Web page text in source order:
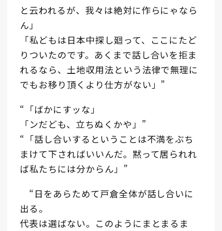
と云われるが、我々は絶対に作らにゃなら
ん」
「私どもは日本中探し廻って、ここにたど
りついたのです。あくまで話し合いを拒ま
れるなら、土地収用法という法律で無理に
でもお移り頂くより仕方がない」”
“「ばかにすッな」
「ンだども、立ちぬくかや」”
“「話し合いするということは不満をぶち
まけて下さればいいんだ。黙って居られれ
ば私たちには分からん」”
“日をあらためて戸倉全体が話し合いに
出る。
代表は選ばない。このようにまとまるま